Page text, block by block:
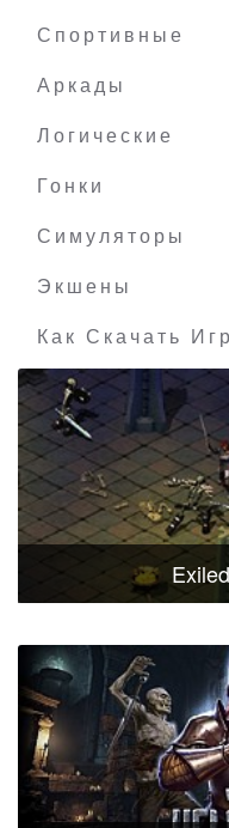
Спортивные
Аркады
Логические
Гонки
Симуляторы
Экшены
Как Скачать